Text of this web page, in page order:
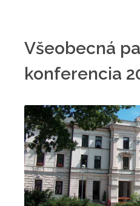
Všeobecná
konferencia